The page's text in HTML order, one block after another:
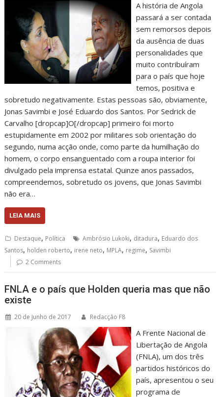
A história de Angola
passará a ser contada
sem remorsos depois
da ausência de duas
personalidades que
muito contribuíram
para o país que hoje
temos, positiva e
sobretudo negativamente. Estas pessoas são, obviamente,
Jonas Savimbi e José Eduardo dos Santos. Por Sedrick de
Carvalho [dropcap]O[/dropcap] primeiro foi morto
estupidamente em 2002 por militares sob orientação do
segundo, numa acção onde, como parte da humilhação do
homem, o corpo ensanguentado com a roupa interior foi
divulgado pela imprensa estatal. Quinze anos passados,
compreendemos, sobretudo os jovens, que Jonas Savimbi
não era…
LEIA MAIS
Destaque, Política Ambrósio Lukoki, ditadura, Eduardo dos
Santos, holden roberto, irene neto, MPLA, regime, Savimbi
2 Comments
FNLA e o país que Holden queria mas que não
existe
20 de Junho de 2017 Redacção F8
A Frente Nacional de
Libertação de Angola
(FNLA), um dos três
partidos históricos do
país, apresentou o seu
programa de